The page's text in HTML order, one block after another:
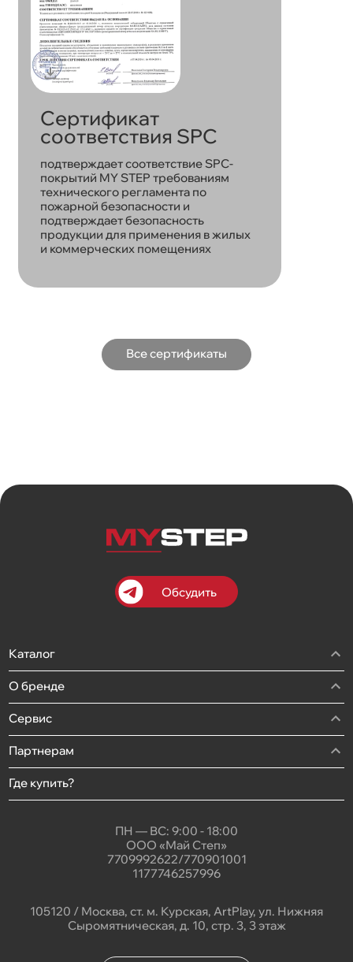
Сертификат
соответствия SPC
подтверждает соответствие SPC-
покрытий MY STEP требованиям
технического регламента по
пожарной безопасности и
подтверждает безопасность
продукции для применения в жилых
и коммерческих помещениях
Все сертификаты
Обсудить
Каталог
О бренде
Сервис
Партнерам
Где купить?
ПН — ВС: 9:00 - 18:00
ООО «Май Степ»
7709992622/770901001
1177746257996
105120 / Москва, ст. м. Курская, ArtPlay, ул. Нижняя
Сыромятническая, д. 10, стр. 3, 3 этаж